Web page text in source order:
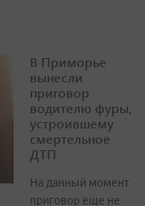
В Приморье
вынесли
приговор
водителю фуры,
устроившему
смертельное
ДТП
На данный момент
приговор еще не